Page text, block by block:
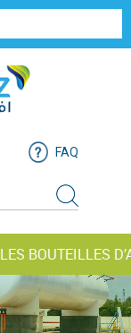
FAQ
BOUTEILLES